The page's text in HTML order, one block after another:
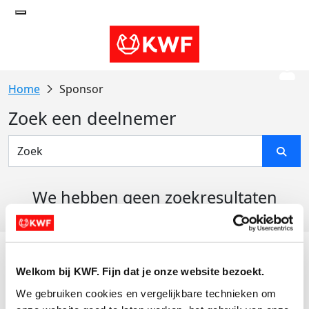
Welkom bij KWF. Fijn dat je onze website bezoekt.
We gebruiken cookies en vergelijkbare technieken om
Sponsor
Zoek een deelnemer
We hebben geen zoekresultaten
Actiematerialen
Evenementen